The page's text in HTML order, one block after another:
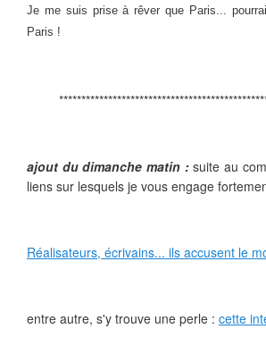
Je me suis prise à rêver que Paris...
Paris !
ajout du dimanche matin :suite au
liens sur lesquels je vous engage
Réalisateurs, écrivains... ils accusent le
entre autre, s'y trouve une perle : cette